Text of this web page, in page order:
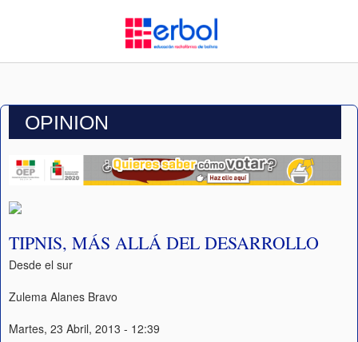
OPINION
TIPNIS, MÁS ALLÁ DEL DESARROLLO
Desde el sur
Zulema Alanes Bravo
Martes, 23 Abril, 2013 - 12:39